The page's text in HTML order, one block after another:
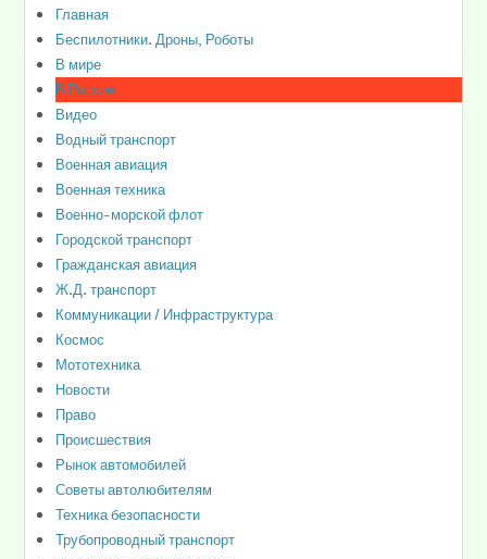
Главная
Беспилотники. Дроны, Роботы
В мире
В России
Видео
Водный транспорт
Военная авиация
Военная техника
Военно-морской флот
Городской транспорт
Гражданская авиация
Ж.Д. транспорт
Коммуникации / Инфраструктура
Космос
Мототехника
Новости
Право
Происшествия
Рынок автомобилей
Советы автолюбителям
Техника безопасности
Трубопроводный транспорт